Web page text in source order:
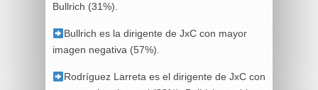
Bullrich (31%).
Bullrich es la dirigente de JxC con mayor
imagen negativa (57%).
Rodríguez Larreta es el dirigente de JxC con